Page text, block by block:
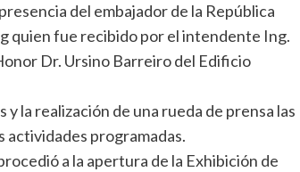
del embajador de la República
quien fue recibido por el intendente Ing.
Dr. Ursino Barreiro del Edificio
la realización de una rueda de prensa las
actividades programadas.
a la apertura de la Exhibición de